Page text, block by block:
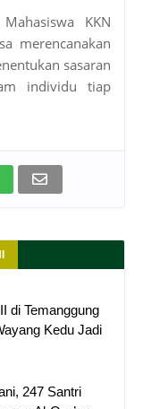
KKN
merencanakan
sasaran
individu tiap
di Temanggung
Kedu Jadi
247 Santri